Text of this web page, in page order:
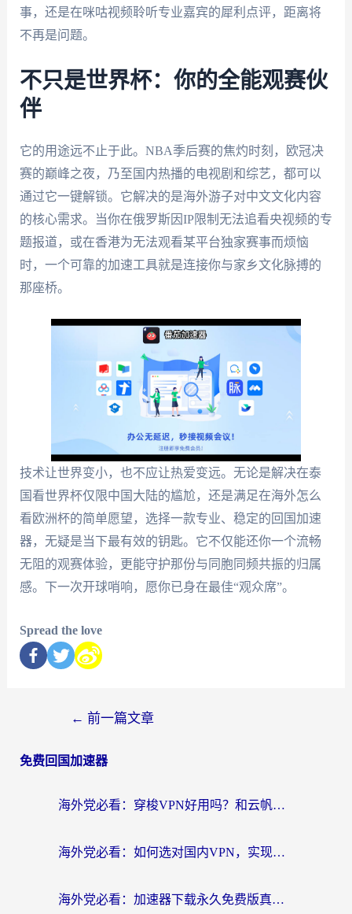
事，还是在咪咕视频聆听专业嘉宾的犀利点评，距离将
不再是问题。
不只是世界杯：你的全能观赛伙
伴
它的用途远不止于此。NBA季后赛的焦灼时刻，欧冠决
赛的巅峰之夜，乃至国内热播的电视剧和综艺，都可以
通过它一键解锁。它解决的是海外游子对中文文化内容
的核心需求。当你在俄罗斯因IP限制无法追看央视频的专
题报道，或在香港为无法观看某平台独家赛事而烦恼
时，一个可靠的加速工具就是连接你与家乡文化脉搏的
那座桥。
技术让世界变小，也不应让热爱变远。无论是解决在泰
国看世界杯仅限中国大陆的尴尬，还是满足在海外怎么
看欧洲杯的简单愿望，选择一款专业、稳定的回国加速
器，无疑是当下最有效的钥匙。它不仅能还你一个流畅
无阻的观赛体验，更能守护那份与同胞同频共振的归属
感。下一次开球哨响，愿你已身在最佳“观众席”。
Spread the love
← 前一篇文章
免费回国加速器
海外党必看：穿梭VPN好用吗？和云帆VPN对比哪个回国效果更好？附真实测评+避坑指南
海外党必看：如何选对国内VPN，实现无缝访问国内资源？
海外党必看：加速器下载永久免费版真的存在吗？教你无缝访问国内资源的正确姿势